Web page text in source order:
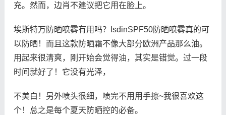
充。然而，边肖不建议把它用在脸上。
埃斯特万防晒喷雾有用吗？IsdinSPF50防晒喷雾真的可
以防晒！而且这款防晒霜不像大部分欧洲产品那么油。
用起来很清爽，刚开始会觉得油，其实是错觉。过一段
时间就好了！它没有光泽，
不美白！另外喷头很细，喷完不用用手擦~我很喜欢这
个！总之是每个夏天防晒控的必备。